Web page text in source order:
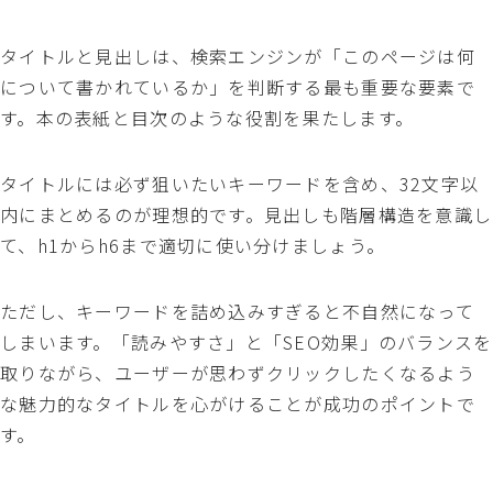
タイトルと見出しは、検索エンジンが「このページは何
について書かれているか」を判断する最も重要な要素で
す。本の表紙と目次のような役割を果たします。
タイトルには必ず狙いたいキーワードを含め、32文字以
内にまとめるのが理想的です。見出しも階層構造を意識し
て、h1からh6まで適切に使い分けましょう。
ただし、キーワードを詰め込みすぎると不自然になって
しまいます。「読みやすさ」と「SEO効果」のバランスを
取りながら、ユーザーが思わずクリックしたくなるよう
な魅力的なタイトルを心がけることが成功のポイントで
す。